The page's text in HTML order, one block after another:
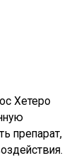
Хетеро
препарат,